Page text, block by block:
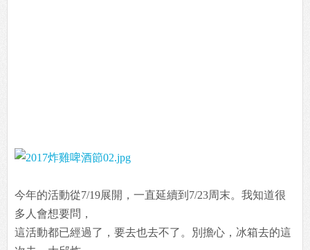
今年的活動從7/19展開，一直延續到7/23周末。我知道很
多人會想要問，
這活動都已經過了，要去也去不了。別擔心，冰箱去的這